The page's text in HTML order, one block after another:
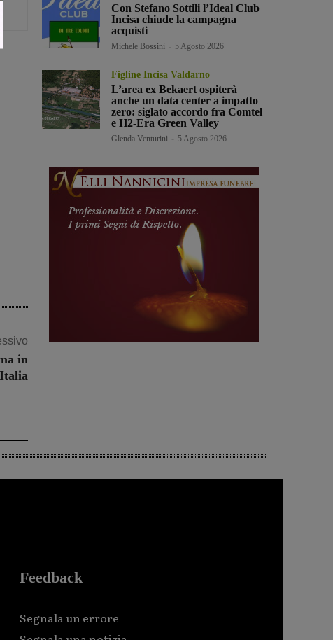
in
Con Stefano Sottili l’Ideal Club
Incisa chiude la campagna
acquisti
Michele Bossini 5 Agosto 2026
Figline Incisa Valdarno
L’area ex Bekaert ospiterà
anche un data center a impatto
zero: siglato accordo fra Comtel
e H2-Era Green Valley
Glenda Venturini 5 Agosto 2026
Feedback
Segnala un errore